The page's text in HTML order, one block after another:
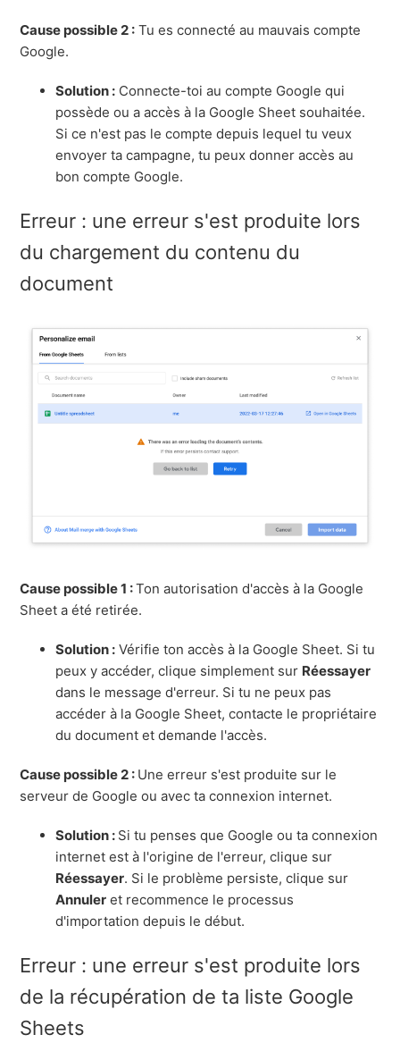
Cause possible 2 : Tu es connecté au mauvais compte
Google.
Solution : Connecte-toi au compte Google qui
possède ou a accès à la Google Sheet souhaitée.
Si ce n'est pas le compte depuis lequel tu veux
envoyer ta campagne, tu peux donner accès au
bon compte Google.
Erreur : une erreur s'est produite lors
du chargement du contenu du
document
Cause possible 1 :Ton autorisation d'accès à la Google
Sheet a été retirée.
Solution : Vérifie ton accès à la Google Sheet. Si tu
peux y accéder, clique simplement sur Réessayer
dans le message d'erreur. Si tu ne peux pas
accéder à la Google Sheet, contacte le propriétaire
du document et demande l'accès.
Cause possible 2 : Une erreur s'est produite sur le
serveur de Google ou avec ta connexion internet.
Solution : Si tu penses que Google ou ta connexion
internet est à l'origine de l'erreur, clique sur
Réessayer. Si le problème persiste, clique sur
Annuler et recommence le processus
d'importation depuis le début.
Erreur : une erreur s'est produite lors
de la récupération de ta liste Google
Sheets